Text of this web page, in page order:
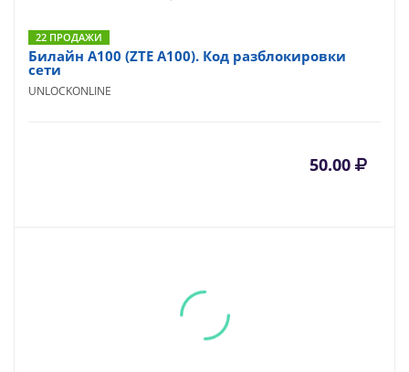
22 ПРОДАЖИ
Билайн A100 (ZTE A100). Код разблокировки
сети
UNLOCKONLINE
50.00